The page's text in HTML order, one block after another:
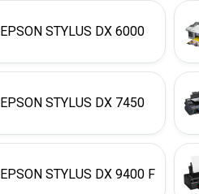
EPSON STYLUS DX 6000
EPSON STYLUS DX 7450
EPSON STYLUS DX 9400 F